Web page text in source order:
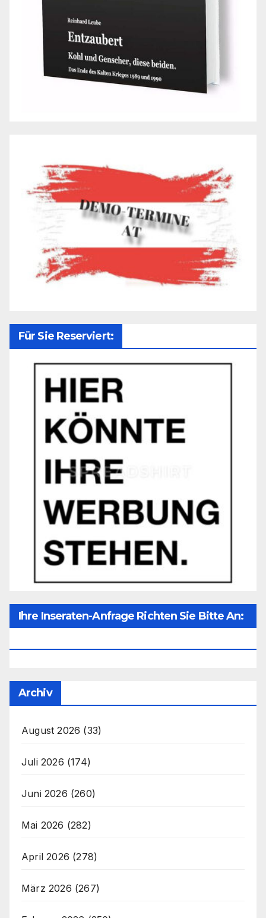
Für Sie Reserviert:
Ihre Inseraten-Anfrage Richten Sie Bitte An:
Archiv
August 2026 (33)
Juli 2026 (174)
Juni 2026 (260)
Mai 2026 (282)
April 2026 (278)
März 2026 (267)